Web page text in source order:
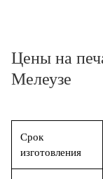
Цены на
Мелеузе
Срок
изготовления